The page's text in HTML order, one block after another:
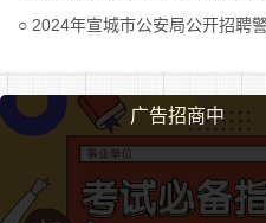
2024年宣城市公安局公开招聘警务辅
广告招商中